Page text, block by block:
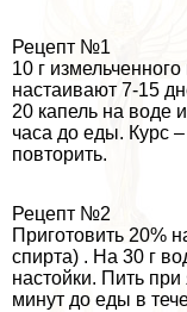
Рецепт №1
10 г
настаивают 7-15
20 капель на воде
часа до еды. Курс
повторить.
Рецепт №2
Приготовить 20%
спирта) . На 30 г
настойки. Пить
минут до еды в